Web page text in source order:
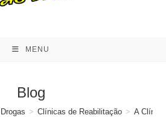
MENU
Blog
> Clínicas de Reabilitação > A